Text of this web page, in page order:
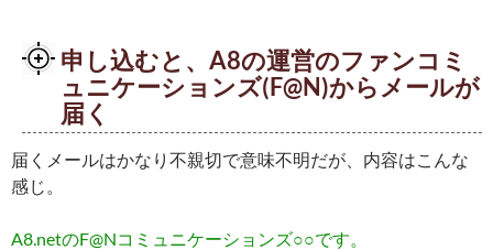
申し込むと、A8の運営のファンコミ
ュニケーションズ(F@N)からメールが
届く
届くメールはかなり不親切で意味不明だが、内容はこんな
感じ。
A8.netのF@Nコミュニケーションズ○○です。